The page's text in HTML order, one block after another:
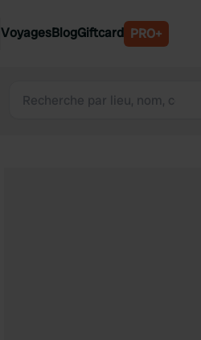
Slovénie
VoyagesBlogGiftcard PRO+